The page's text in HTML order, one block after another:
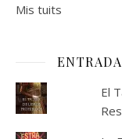
Mis tuits
El